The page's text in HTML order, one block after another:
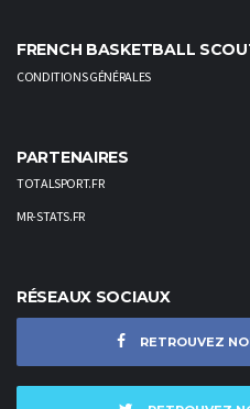
FRENCH BASKETBALL
CONDITIONS GÉNÉRALES
PARTENAIRES
TOTALSPORT.FR
MR-STATS.FR
RÉSEAUX SOCIAUX
RETROUVEZ